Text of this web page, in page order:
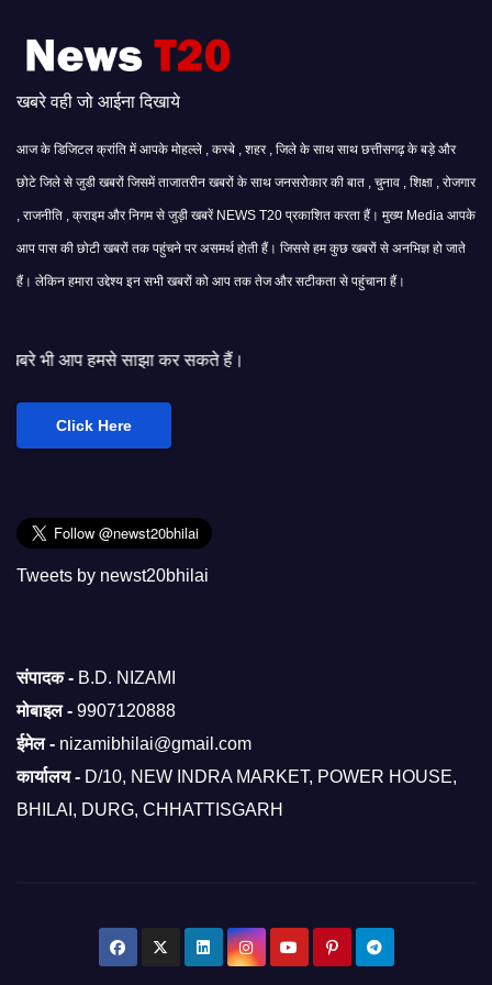
खबरे वही जो आईना दिखाये
आज के डिजिटल क्रांति में आपके मोहल्ले , कस्बे , शहर , जिले के साथ साथ छत्तीसगढ़ के बड़े और
छोटे जिले से जुडी खबरों जिसमें ताजातरीन खबरों के साथ जनसरोकार की बात , चुनाव , शिक्षा , रोजगार
, राजनीति , क्राइम और निगम से जुड़ी खबरें NEWS T20 प्रकाशित करता हैं। मुख्य Media आपके
आप पास की छोटी खबरों तक पहुंचने पर असमर्थ होती हैं। जिससे हम कुछ खबरों से अनभिज्ञ हो जाते
हैं। लेकिन हमारा उद्देश्य इन सभी खबरों को आप तक तेज और सटीकता से पहुंचाना हैं।
कर सकते हैं।
Click Here
Tweets by newst20bhilai
संपादक - B.D. NIZAMI
मोबाइल - 9907120888
ईमेल - nizamibhilai@gmail.com
कार्यालय - D/10, NEW INDRA MARKET, POWER HOUSE,
BHILAI, DURG, CHHATTISGARH